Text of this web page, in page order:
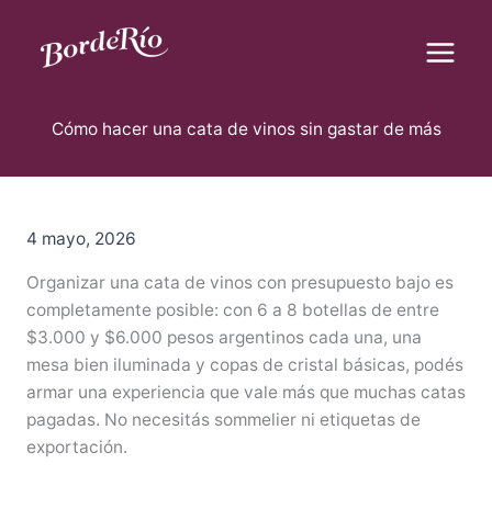
contenido
Cómo hacer una cata de vinos sin gastar de más
4 mayo, 2026
Organizar una cata de vinos con presupuesto bajo es
completamente posible: con 6 a 8 botellas de entre
$3.000 y $6.000 pesos argentinos cada una, una
mesa bien iluminada y copas de cristal básicas, podés
armar una experiencia que vale más que muchas catas
pagadas. No necesitás sommelier ni etiquetas de
exportación.